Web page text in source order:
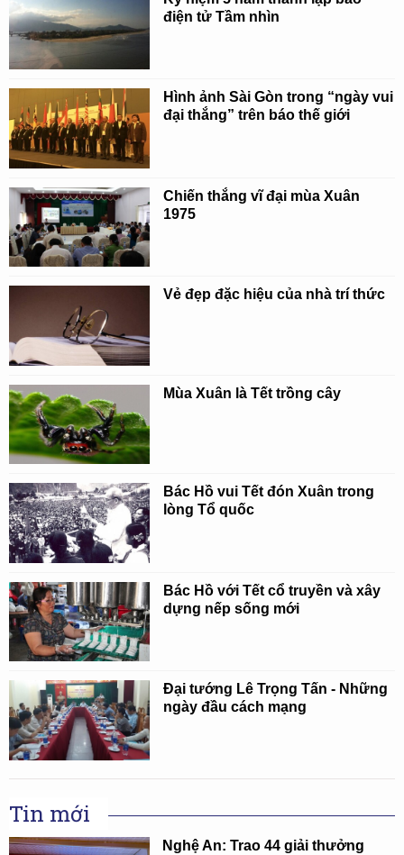
điện tử Tầm nhìn
Hình ảnh Sài Gòn trong “ngày vui
đại thắng” trên báo thế giới
Chiến thắng vĩ đại mùa Xuân
1975
Vẻ đẹp đặc hiệu của nhà trí thức
Mùa Xuân là Tết trồng cây
Bác Hồ vui Tết đón Xuân trong
lòng Tổ quốc
Bác Hồ với Tết cổ truyền và xây
dựng nếp sống mới
Đại tướng Lê Trọng Tấn - Những
ngày đầu cách mạng
Tin mới
Nghệ An: Trao 44 giải thưởng